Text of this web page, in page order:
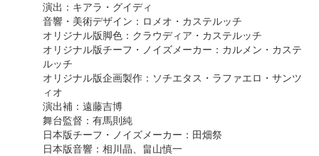
演出：キアラ・グイディ
音響・美術デザイン：ロメオ・カステルッチ
オリジナル版脚色：クラウディア・カステルッチ
オリジナル版チーフ・ノイズメーカー：カルメン・カステ
ルッチ
オリジナル版企画製作：ソチエタス・ラファエロ・サンツ
ィオ
演出補：遠藤吉博
舞台監督：有馬則純
日本版チーフ・ノイズメーカー：田畑祭
日本版音響：相川晶、畠山慎一